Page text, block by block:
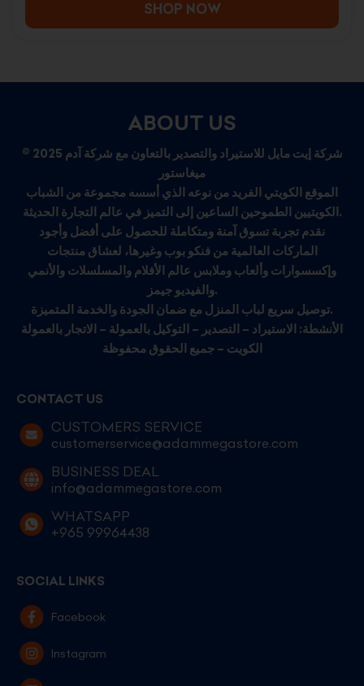
SHOP NOW
ABOUT US
© 2025 شركة إيت مايل للاستيراد والتصدير بالتعاون مع شركة آدم
ميغاستور
الموقع الكويتي الفريد من نوعه الذي أسسه مجموعة من الشباب
الكويتيين الطموحين الساعين إلى التميز في عالم التجارة الحديثة.
نقدم تجربة تسوق آمنة ومتكاملة للحصول على أفضل وأجود
الماركات العالمية من فنكو بوب وغيرها، لعشاق منتجات
وإكسسوارات وألعاب وملابس عالم الأفلام والمسلسلات والأنمي
والفيديو جيمز.
توصيل سريع لباب المنزل مع ضمان الجودة والخدمة المتميزة.
الأنشطة: الاستيراد – التصدير – التوكيل بالعمولة – الاتجار بالعمولة
الكويت – جميع الحقوق محفوظة
CONTACT US
CUSTOMERS SERVICE
customerservice@adammegastore.com
BUSINESS DEAL
info@adammegastore.com
WHATSAPP
+965 99964438
SOCIAL LINKS
Facebook
Instagram